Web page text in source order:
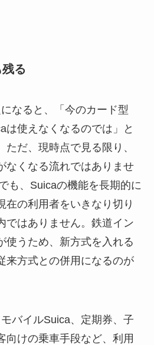
る
なると、「今のカード型
は使えなくなるのでは」と
だ、現時点で見る限り、
なくなる流れではありませ
も、Suicaの機能を長期的に
在の利用者をいきなり切り
ではありません。鉄道イン
使うため、新方式を入れる
来方式との併用になるのが
バイルSuica、定期券、子
向けの乗車手段など、利用